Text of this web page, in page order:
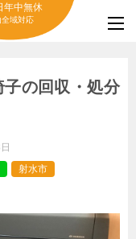
年中無休
全域対応
子の回収・処分
射水市